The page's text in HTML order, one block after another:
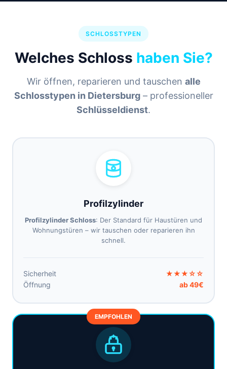
SCHLOSSTYPEN
Welches Schloss haben Sie?
Wir öffnen, reparieren und tauschen alle
Schlosstypen in Dietersburg– professioneller
Schlüsseldienst.
Profilzylinder
Profilzylinder Schloss: Der Standard für Haustüren und
Wohnungstüren – wir tauschen oder reparieren ihn
schnell.
Sicherheit
★★★☆☆
Öffnung
ab 49€
EMPFOHLEN